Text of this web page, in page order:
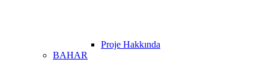
Proje Hakkında
BAHAR